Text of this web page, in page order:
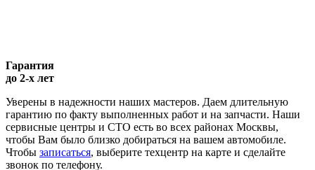
Гарантия
до 2-х лет
Уверены в надежности наших мастеров. Даем длительную
гарантию по факту выполненных работ и на запчасти. Наши
сервисные центры и СТО есть во всех районах Москвы,
чтобы Вам было близко добираться на вашем автомобиле.
Чтобы записаться, выберите техцентр на карте и сделайте
звонок по телефону.